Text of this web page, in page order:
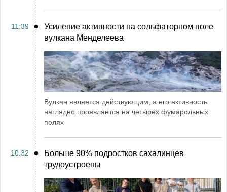
11:39
Усиление активности на сольфаторном поле
вулкана Менделеева
Вулкан является действующим, а его активность
наглядно проявляется на четырех фумарольных
полях
10:32
Больше 90% подростков сахалинцев
трудоустроены